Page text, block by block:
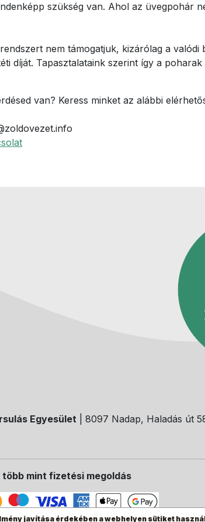
szükség van. Ahol az üvegpohár
nem támogatjuk, kizárólag a
díját. Tapasztalataink szerint így a
van? Keress minket az alábbi
Egyesület | 8097 Nadap, Haladás út
több mint fizetési megoldás
javítása érdekében a webhelyen sütiket